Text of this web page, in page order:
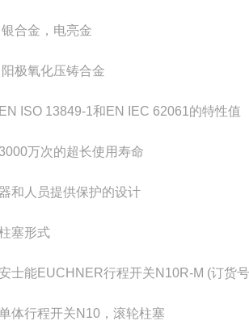
合金，电亮金
极氧化压铸合金
ISO 13849-1和EN IEC 62061的特性值
万次的超长使用寿命
和人员提供保护的设计
塞形式
士能EUCHNER行程开关N10R-M (订货
体行程开关N10，滚轮柱塞